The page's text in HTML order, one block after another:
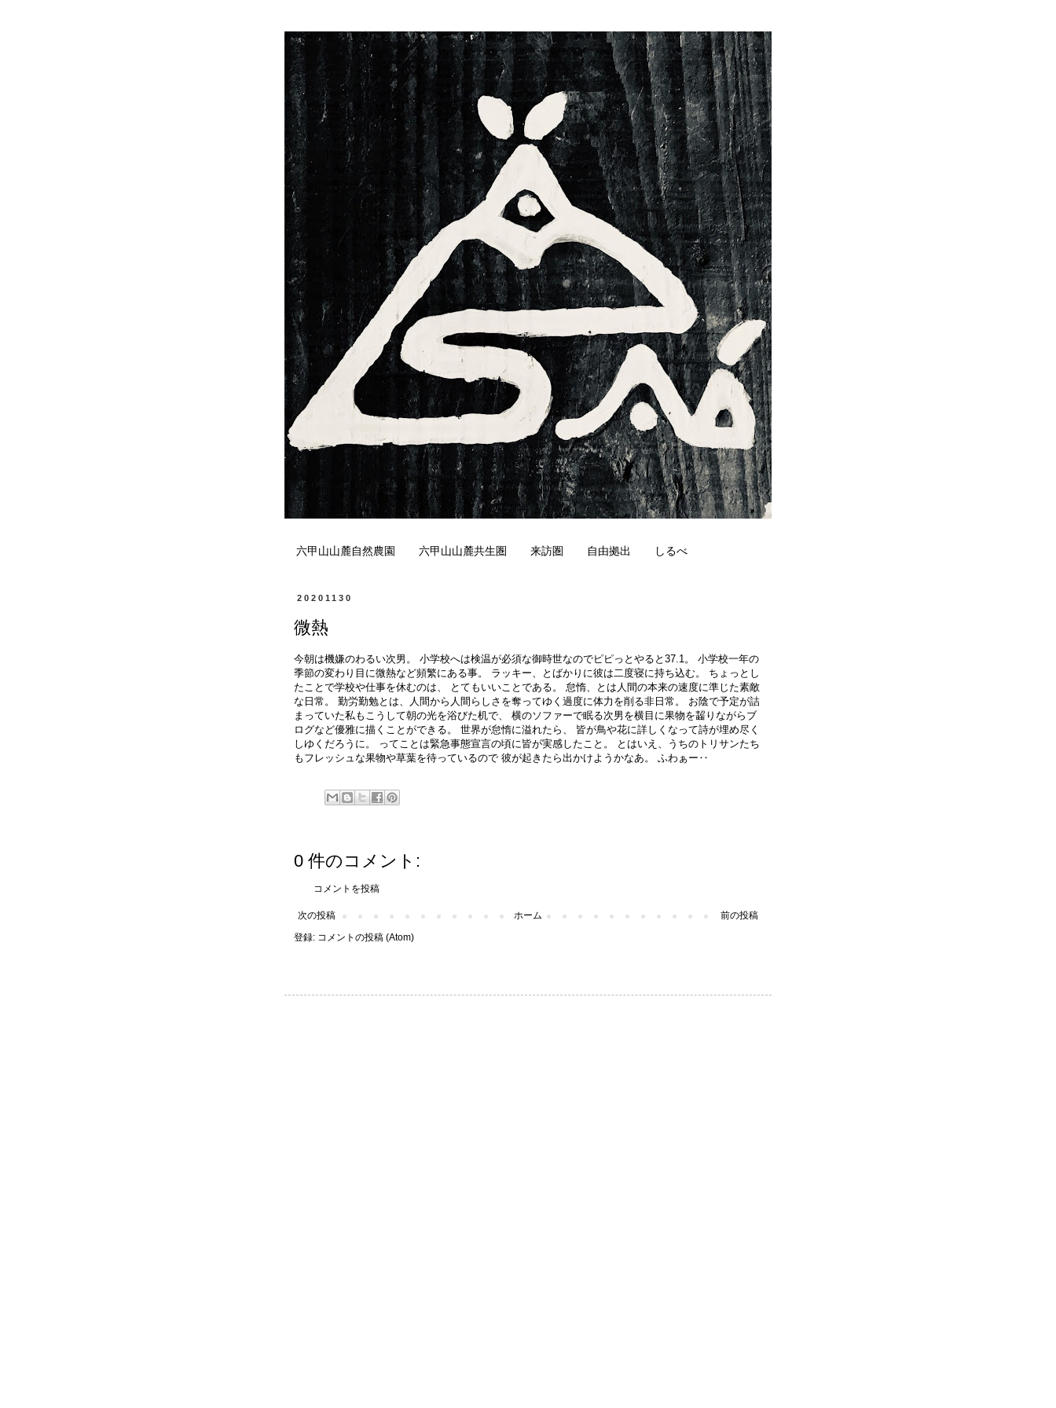
六甲山山麓自然農園 六甲山山麓共生圏 来訪圏 自由拠出 しるべ
20201130
微熱
今朝は機嫌のわるい次男。 小学校へは検温が必須な御時世なのでピピっとやると37.1。 小学校一年の
季節の変わり目に微熱など頻繁にある事。 ラッキー、とばかりに彼は二度寝に持ち込む。 ちょっとし
たことで学校や仕事を休むのは、 とてもいいことである。 怠惰、とは人間の本来の速度に準じた素敵
な日常。 勤労勤勉とは、人間から人間らしさを奪ってゆく過度に体力を削る非日常。 お陰で予定が詰
まっていた私もこうして朝の光を浴びた机で、 横のソファーで眠る次男を横目に果物を齧りながらブ
ログなど優雅に描くことができる。 世界が怠惰に溢れたら、 皆が鳥や花に詳しくなって詩が埋め尽く
しゆくだろうに。 ってことは緊急事態宣言の頃に皆が実感したこと。 とはいえ、うちのトリサンたち
もフレッシュな果物や草葉を待っているので 彼が起きたら出かけようかなあ。 ふわぁー‥
0 件のコメント:
コメントを投稿
次の投稿 前の投稿
ホーム
登録: コメントの投稿 (Atom)